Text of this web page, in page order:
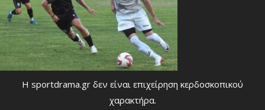
Η sportdrama.gr δεν είναι επιχείρηση κερδοσκοπικού
χαρακτήρα.